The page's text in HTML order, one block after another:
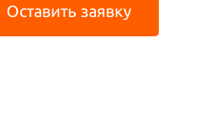
Оставить заявку